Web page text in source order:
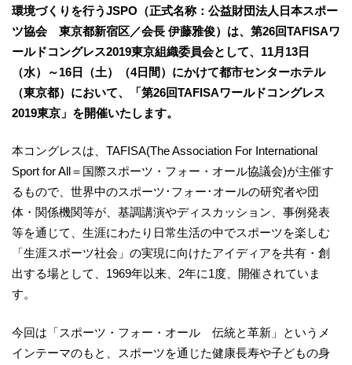
環境づくりを行うJSPO（正式名称：公益財団法人日本スポー
ツ協会 東京都新宿区／会長 伊藤雅俊）は、第26回TAFISAワ
ールドコングレス2019東京組織委員会として、11月13日
（水）～16日（土）（4日間）にかけて都市センターホテル
（東京都）において、「第26回TAFISAワールドコングレス
2019東京」を開催いたします。
本コングレスは、TAFISA(The Association For International
Sport for All＝国際スポーツ・フォー・オール協議会)が主催す
るもので、世界中のスポーツ･フォー･オールの研究者や団
体・関係機関等が、基調講演やディスカッション、事例発表
等を通じて、生涯にわたり日常生活の中でスポーツを楽しむ
「生涯スポーツ社会」の実現に向けたアイディアを共有・創
出する場として、1969年以来、2年に1度、開催されていま
す。
今回は「スポーツ・フォー・オール 伝統と革新」というメ
インテーマのもと、スポーツを通じた健康長寿や子どもの身